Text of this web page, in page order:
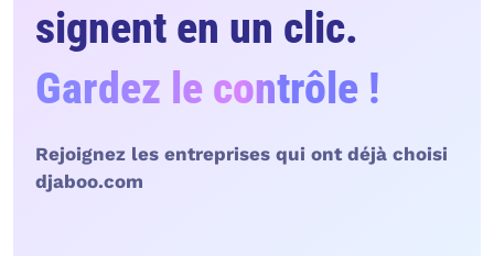
signent en un clic.
Gardez le contrôle !
Rejoignez les entreprises qui ont déjà choisi
djaboo.com